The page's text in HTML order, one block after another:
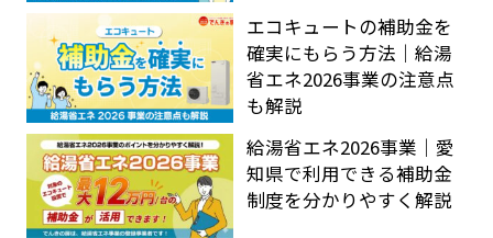
エコキュートの補助金を
確実にもらう方法｜給湯
省エネ2026事業の注意点
も解説
給湯省エネ2026事業｜愛
知県で利用できる補助金
制度を分かりやすく解説